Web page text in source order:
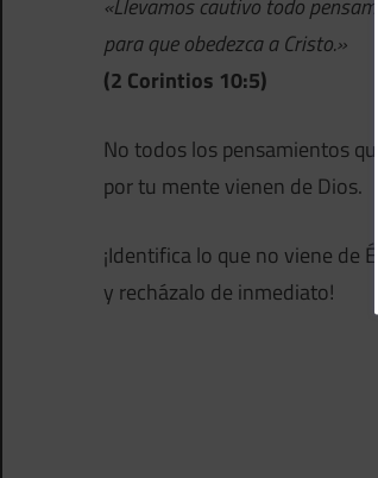
«Llevamos cautivo todo
para que obedezca a Cristo.»
(2 Corintios 10:5)
No todos los pensamientos
por tu mente vienen de Dios.
¡Identifica lo que no viene de Él
y recházalo de inmediato!